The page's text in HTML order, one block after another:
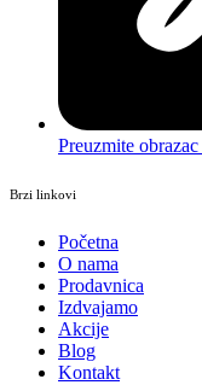
Preuzmite
Brzi linkovi
Početna
O nama
Prodavnica
Izdvajamo
Akcije
Blog
Kontakt